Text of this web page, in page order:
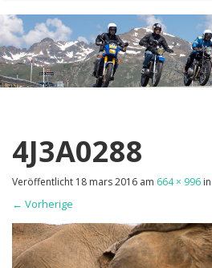
4J3A0288
Veröffentlicht 18 mars 2016 am 664 × 996 in
← Vorherige